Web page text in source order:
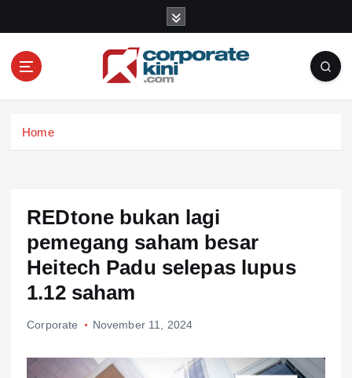
o
Home
REDtone bukan lagi
pemegang saham besar
Heitech Padu selepas lupus
1.12 saham
Corporate November 11, 2024